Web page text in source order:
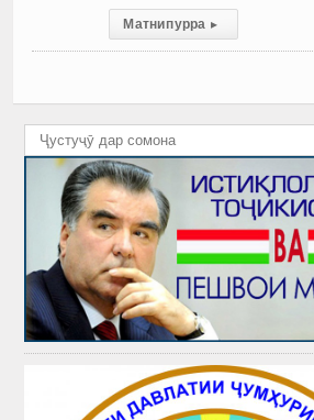
Матни пурра ▸